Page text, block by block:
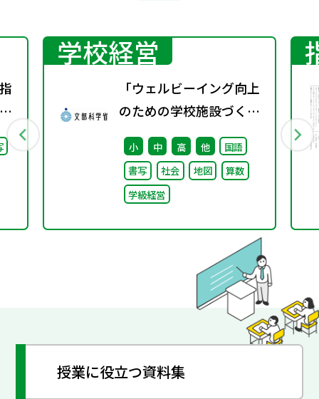
学校経営
「ウェルビーイング向上
のための学校施設づくり
のアイディア集」の公表
について
小 中 高 他
国語
書写
社会 地図
算数
学級経営
授業に役立つ資料集